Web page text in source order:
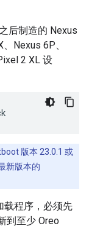
后制造的 Nexus
Nexus 6P、
2 XL 设
版本 23.0.1 或
新版本的
载程序，必须先
到至少 Oreo